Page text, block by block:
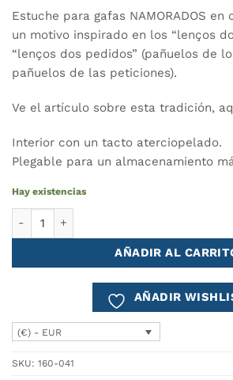
Estuche para gafas NAMORADOS
un motivo inspirado en los “lenços
“lenços dos pedidos” (pañuelos de
pañuelos de las peticiones).
Ve el artículo sobre esta tradición,
Interior con un tacto aterciopelado.
Plegable para un almacenamiento
Hay existencias
AÑADIR AL
AÑADIR
(€) - EUR
SKU: 160-041